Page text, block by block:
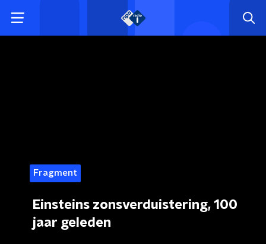
Fragment
Einsteins zonsverduistering, 100
jaar geleden